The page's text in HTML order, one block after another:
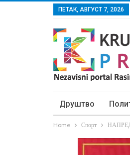
ПЕТАК, АВГУСТ 7, 2026
Друштво
Home Спорт